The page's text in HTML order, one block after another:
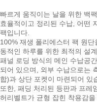
빠르게 움직이는 날을 위한 백
효율적이고 정리된 수납, 어떤
팩입니다.
100% 재생 폴리에스터 팩 원
동적인 하루를 위한 최적의 설
패널 로딩 방식의 메인 수납공
되어 있으며, 외부 수납으로는
합)과 상단 포켓이 마련되어 있
또한, 패딩 처리된 등판과 프레
허리벨트가 균형 잡힌 착용감